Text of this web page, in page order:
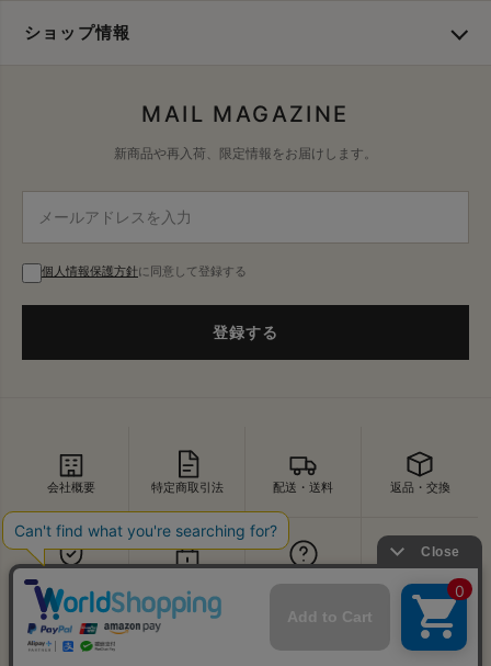
ショップ情報
MAIL MAGAZINE
新商品や再入荷、限定情報をお届けします。
個人情報保護方針に同意して登録する
登録する
会社概要 特定商取引法 配送・送料 返品・交換
セキュリティ お問い合わせ
↑